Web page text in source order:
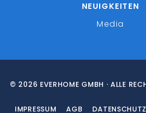
NEUIGKEITEN
Media
IMPRESSUM AGB DATENSCHUTZ